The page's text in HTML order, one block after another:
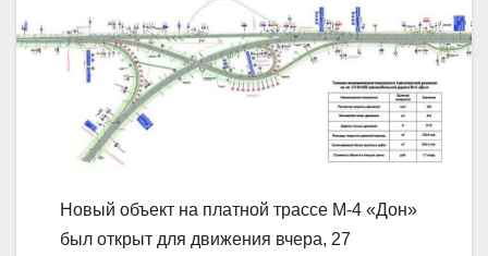
Новый объект на платной трассе М-4 «Дон»
был открыт для движения вчера, 27